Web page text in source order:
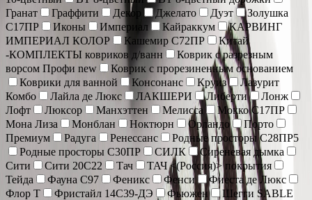
Гранат
Граффити Декор Джелато Дуэт
Золушка
С17ПР
Иконы Империал Кайраккум
КАРВИНГ
ИМПЕРИАЛ КОЛОР
Кашемир С72ПР
Китай
-КОМПЛЕКТЫ ковриков д/ванн
Коврик c разрезным
ворсом Профи new
Коврик с прорезиненным основанием
Коврики для ванной
Консонанс Круиз
Лазурит
Комбо
Лайла де Люкс ЛАКШЕРИ Либерти
Лонж
Лофт
Люксор Манхэттен Мелисса
Мокко С17ПР
Мона Лиза
Монблан Ноктюрн Орландо
Порто
Премиум
Радуга Ренессанс
Родные просторы С28ПР5
Родные просторы С30ПР
СИЛК
Сиреневая дымка
Сити
Сити 20С22 Тач
ТАЧ <(Россия)> покрытия
Тейда
Фауна С97 Феникс Фенси
Фиеста де Люкс
Флор Т
Фристайл 14С39-ДЭ Фьюжен
Шегги SABLE